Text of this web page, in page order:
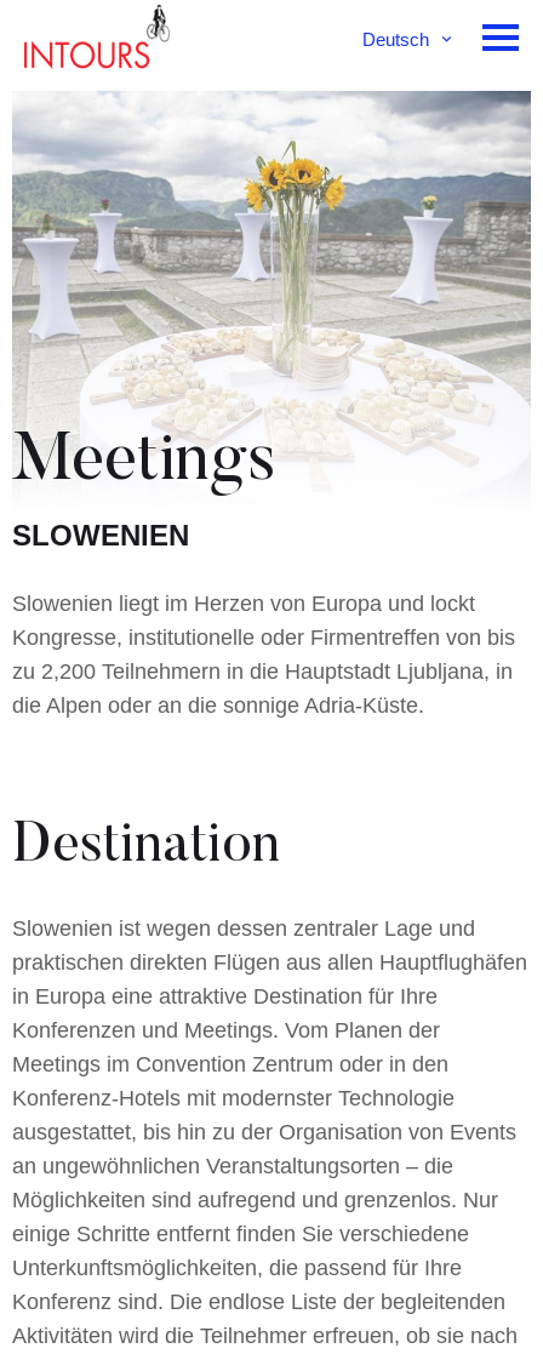
Deutsch
Français
Meetings
SLOWENIEN
Slowenien liegt im Herzen von Europa und lockt
Kongresse, institutionelle oder Firmentreffen von bis
zu 2,200 Teilnehmern in die Hauptstadt Ljubljana, in
die Alpen oder an die sonnige Adria-Küste.
Destination
Slowenien ist wegen dessen zentraler Lage und
praktischen direkten Flügen aus allen Hauptflughäfen
in Europa eine attraktive Destination für Ihre
Konferenzen und Meetings. Vom Planen der
Meetings im Convention Zentrum oder in den
Konferenz-Hotels mit modernster Technologie
ausgestattet, bis hin zu der Organisation von Events
an ungewöhnlichen Veranstaltungsorten – die
Möglichkeiten sind aufregend und grenzenlos. Nur
einige Schritte entfernt finden Sie verschiedene
Unterkunftsmöglichkeiten, die passend für Ihre
Konferenz sind. Die endlose Liste der begleitenden
Aktivitäten wird die Teilnehmer erfreuen, ob sie nach